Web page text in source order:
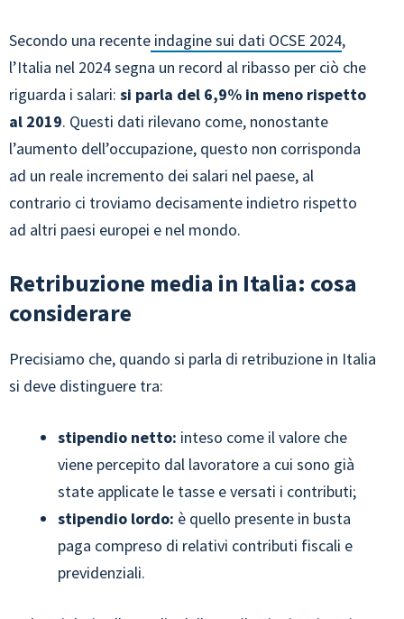
Secondo una recente indagine sui dati OCSE 2024,
l’Italia nel 2024 segna un record al ribasso per ciò che
riguarda i salari: si parla del 6,9% in meno rispetto
al 2019. Questi dati rilevano come, nonostante
l’aumento dell’occupazione, questo non corrisponda
ad un reale incremento dei salari nel paese, al
contrario ci troviamo decisamente indietro rispetto
ad altri paesi europei e nel mondo.
Retribuzione media in Italia: cosa
considerare
Precisiamo che, quando si parla di retribuzione in Italia
si deve distinguere tra:
stipendio netto: inteso come il valore che
viene percepito dal lavoratore a cui sono già
state applicate le tasse e versati i contributi;
stipendio lordo: è quello presente in busta
paga compreso di relativi contributi fiscali e
previdenziali.